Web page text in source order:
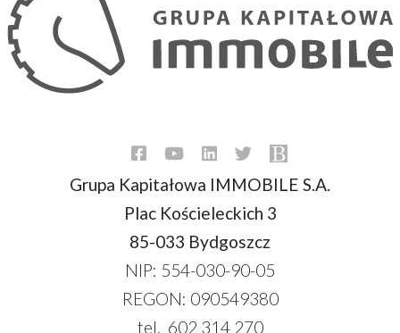
Grupa Kapitałowa IMMOBILE S.A.
Plac Kościeleckich 3
85-033 Bydgoszcz
NIP: 554-030-90-05
REGON: 090549380
tel. 602 314 270